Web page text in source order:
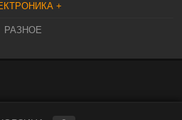
+
РАЗНОЕ